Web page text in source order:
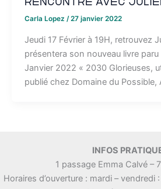
Carla Lopez /27 janvier 2022
Jeudi 17 Février à 19H, retrouvez
présentera son nouveau livre paru
Janvier 2022 « 2030 Glorieuses,
publié chez Domaine du Possible,
INFOS
1 passage Emma Calvé –
Horaires d’ouverture : mardi –